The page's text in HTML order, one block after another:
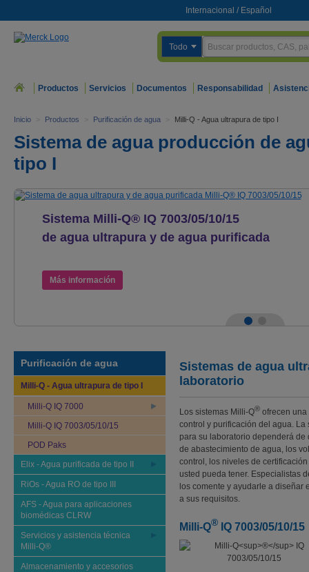
Internacional / Español
Todo
Productos Servicios Documentos Responsabilidad
Inicio > Productos > Purificación de agua > Milli-Q - Agua ultrapura de tipo I
Sistema de agua producción de
tipo I
Sistema Milli-Q® IQ 7003/05/10/15
de agua ultrapura y de agua purificada
Más información
Purificación de agua
Milli-Q - Agua ultrapura de tipo I
Milli-Q IQ 7000
Milli-Q IQ 7003/05/10/15
POD Paks
Elix - Agua purificada de tipo II
RiOs - Agua RO de tipo III
AFS - Agua para aplicaciones
biomédicas CLRW
Servicios y asistencia técnica
Milli-Q®
Almacenamiento y accesorios
Sistemas de agua
laboratorio
Los sistemas Milli-Q® ofrecen
control y purificación del agua.
para su laboratorio dependerá
de abastecimiento de agua, los
control, los niveles de
usted pueda tener. Especialistas
los comente y ayudarle a diseñar
a sus requisitos.
Milli-Q® IQ 7003/05/10/15